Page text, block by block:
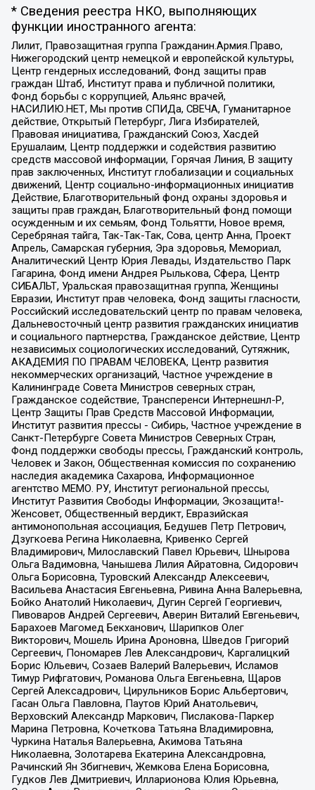
* Сведения реестра НКО, выполняющих
функции иностранного агента:
Лилит, Правозащитная группа Гражданин.Армия.Право,
Нижегородский центр немецкой и европейской культуры,
Центр гендерных исследований, Фонд защиты прав
граждан Штаб, Институт права и публичной политики,
Фонд борьбы с коррупцией, Альянс врачей,
НАСИЛИЮ.НЕТ, Мы против СПИДа, СВЕЧА, Гуманитарное
действие, Открытый Петербург, Лига Избирателей,
Правовая инициатива, Гражданский Союз, Хасдей
Ерушалаим, Центр поддержки и содействия развитию
средств массовой информации, Горячая Линия, В защиту
прав заключенных, Институт глобализации и социальных
движений, Центр социально-информационных инициатив
Действие, Благотворительный фонд охраны здоровья и
защиты прав граждан, Благотворительный фонд помощи
осужденным и их семьям, Фонд Тольятти, Новое время,
Серебряная тайга, Так-Так-Так, Сова, центр Анна, Проект
Апрель, Самарская губерния, Эра здоровья, Мемориал,
Аналитический Центр Юрия Левады, Издательство Парк
Гагарина, Фонд имени Андрея Рылькова, Сфера, Центр
СИБАЛЬТ, Уральская правозащитная группа, Женщины
Евразии, Институт прав человека, Фонд защиты гласности,
Российский исследовательский центр по правам человека,
Дальневосточный центр развития гражданских инициатив
и социального партнерства, Гражданское действие, Центр
независимых социологических исследований, Сутяжник,
АКАДЕМИЯ ПО ПРАВАМ ЧЕЛОВЕКА, Центр развития
некоммерческих организаций, Частное учреждение в
Калининграде Совета Министров северных стран,
Гражданское содействие, Трансперенси Интернешнл-Р,
Центр Защиты Прав Средств Массовой Информации,
Институт развития прессы - Сибирь, Частное учреждение в
Санкт-Петербурге Совета Министров Северных Стран,
Фонд поддержки свободы прессы, Гражданский контроль,
Человек и Закон, Общественная комиссия по сохранению
наследия академика Сахарова, Информационное
агентство МЕМО. РУ, Институт региональной прессы,
Институт Развития Свободы Информации, Экозащита!-
Женсовет, Общественный вердикт, Евразийская
антимонопольная ассоциация, Бедушев Петр Петрович,
Дзугкоева Регина Николаевна, Кривенко Сергей
Владимирович, Милославский Павел Юрьевич, Шнырова
Ольга Вадимовна, Чанышева Лилия Айратовна, Сидорович
Ольга Борисовна, Туровский Александр Алексеевич,
Васильева Анастасия Евгеньевна, Ривина Анна Валерьевна,
Бойко Анатолий Николаевич, Дугин Сергей Георгиевич,
Пивоваров Андрей Сергеевич, Аверин Виталий Евгеньевич,
Барахоев Магомед Бекханович, Шарипков Олег
Викторович, Мошель Ирина Ароновна, Шведов Григорий
Сергеевич, Пономарев Лев Александрович, Каргалицкий
Борис Юльевич, Созаев Валерий Валерьевич, Исламов
Тимур Рифгатович, Романова Ольга Евгеньевна, Щаров
Сергей Алексадрович, Цирульников Борис Альбертович,
Гасан Ольга Павловна, Паутов Юрий Анатольевич,
Верховский Александр Маркович, Пислакова-Паркер
Марина Петровна, Кочеткова Татьяна Владимировна,
Чуркина Наталья Валерьевна, Акимова Татьяна
Николаевна, Золотарева Екатерина Александровна,
Рачинский Ян Збигневич, Жемкова Елена Борисовна,
Гудков Лев Дмитриевич, Илларионова Юлия Юрьевна,